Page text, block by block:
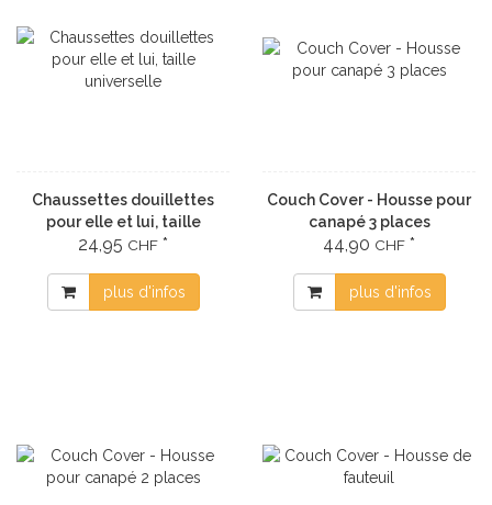
Chaussettes douillettes
pour elle et lui, taille
universelle
24,95 CHF *
plus d'infos
Couch Cover - Housse pour
canapé 3 places
44,90 CHF *
plus d'infos